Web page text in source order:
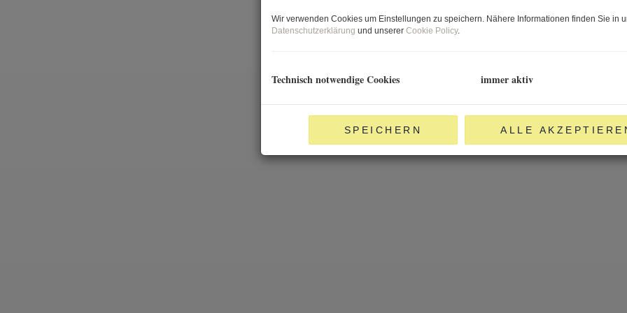
Wir verwenden Cookies um Einstellungen zu speichern. Nähere Informationen finden Sie in
Datenschutzerklärung und unserer Cookie Policy.
Technisch notwendige Cookies immer aktiv
SPEICHERN ALLE